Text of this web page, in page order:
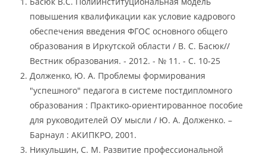
повышения квалификации как условие кадрового
обеспечения введения ФГОС основного общего
образования в Иркутской области / В. С. Басюк//
Вестник образования. - 2012. - № 11. - С. 10-25
Долженко, Ю. А. Проблемы формирования
"успешного" педагога в системе постдипломного
образования : Практико-ориентированное пособие
для руководителей ОУ мысли / Ю. А. Долженко. –
Барнаул : АКИПКРО, 2001.
Никульшин, С. М. Развитие профессиональной